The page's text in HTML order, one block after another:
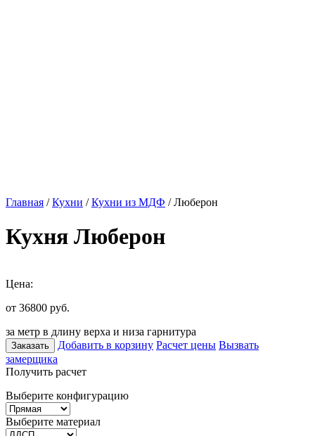
Главная /Кухни /Кухни из МДФ / Люберон
Кухня Люберон
Цена:
от 36800 руб.
за метр в длину верха и низа гарнитура
Заказать Добавить в корзину Расчет цены Вызвать
замерщика
Получить расчет
Выберите конфигурацию
Выберите материал